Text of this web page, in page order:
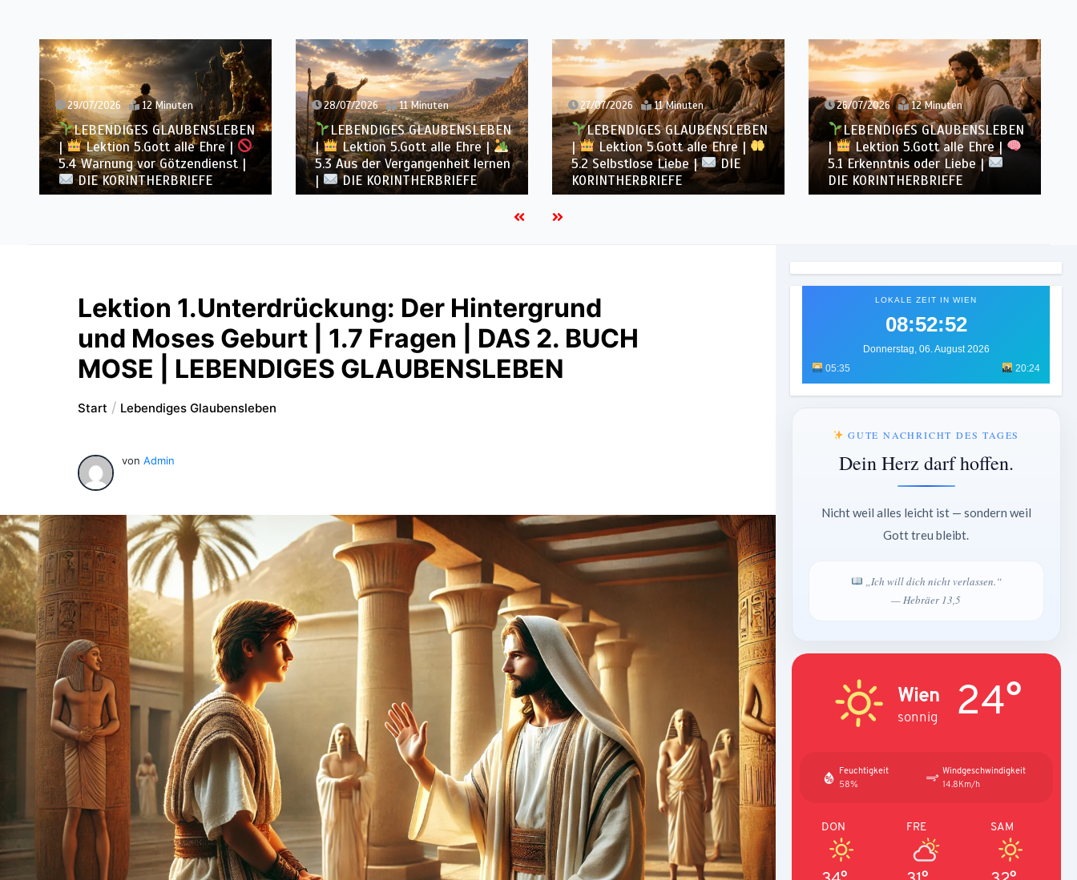
29/07/2026 12 Minuten
LEBENDIGES GLAUBENSLEBEN
|
Lektion 5.Gott alle Ehre |
5.4 Warnung vor Götzendienst |
DIE KORINTHERBRIEFE
28/07/2026 11 Minuten
LEBENDIGES GLAUBENSLEBEN
|
Lektion 5.Gott alle Ehre |
5.3 Aus der Vergangenheit lernen
|
DIE KORINTHERBRIEFE
27/07/2026 11 Minuten
LEBENDIGES GLAUBENSLEBEN
|
Lektion 5.Gott alle Ehre |
5.2 Selbstlose Liebe |
DIE
KORINTHERBRIEFE
26/07/2026 12 Minuten
LEBENDIGES GLAUBENSLEBEN
|
Lektion 5.Gott alle Ehre |
5.1 Erkenntnis oder Liebe |
DIE KORINTHERBRIEFE
Lektion 1.Unterdrückung: Der Hintergrund
und Moses Geburt | 1.7 Fragen | DAS 2. BUCH
MOSE | LEBENDIGES GLAUBENSLEBEN
Start Lebendiges Glaubensleben
von Admin
LOKALE ZEIT IN WIEN
08:52:55
Donnerstag, 06. August 2026
05:35
20:24
GUTE NACHRICHT DES TAGES
Dein Herz darf hoffen.
Nicht weil alles leicht ist — sondern weil
Gott treu bleibt.
„Ich will dich nicht verlassen.“
— Hebräer 13,5
Wien
sonnig 24°
Feuchtigkeit
58%
Windgeschwindigkeit
14.8Km/h
DON FRE SAM